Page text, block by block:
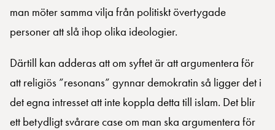
man möter samma vilja från politiskt övertygade
personer att slå ihop olika ideologier.
Därtill kan adderas att om syftet är att argumentera för
att religiös ”resonans” gynnar demokratin så ligger det i
det egna intresset att inte koppla detta till islam. Det blir
ett betydligt svårare case om man ska argumentera för